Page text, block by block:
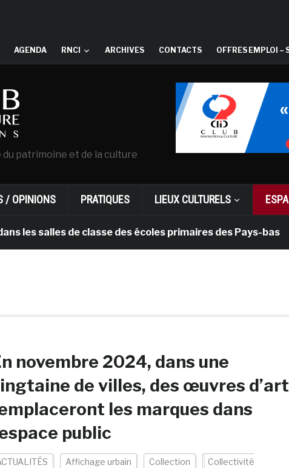
AGENDA RNCI ARCHIVES CONTACTS OFFRES EMPLOI –
patrimoine et de la culture
/ OPINIONS PRATIQUES LIEUX CULTURELS
salles de classe des écoles primaires des Pays-bas
novembre 2024, dans une
de villes, des œuvres d’art
les marques dans
public
Affichage urbain Collection Collectivité